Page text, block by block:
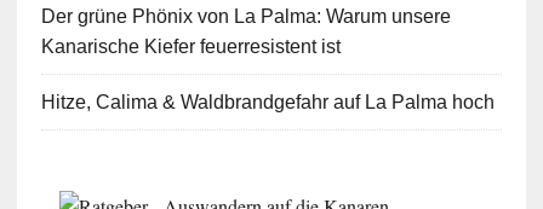
Der grüne Phönix von La Palma: Warum unsere
Kanarische Kiefer feuerresistent ist
Hitze, Calima & Waldbrandgefahr auf La Palma hoch